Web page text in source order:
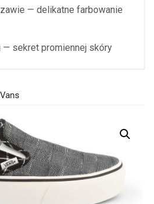
— delikatne farbowanie
— sekret promiennej skóry